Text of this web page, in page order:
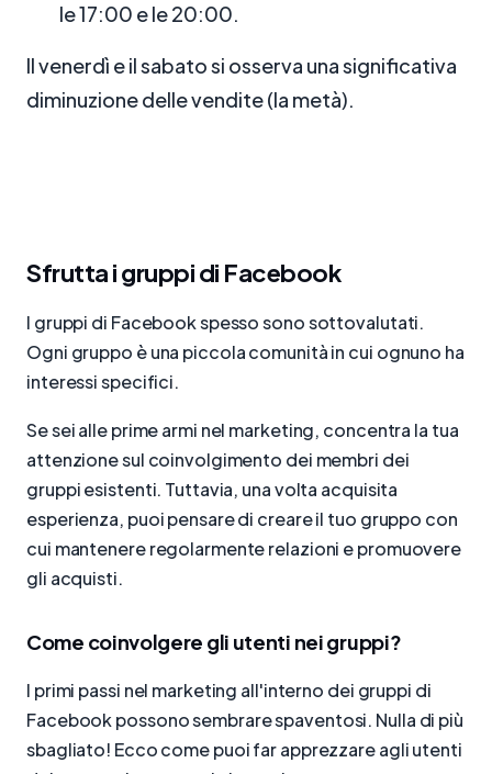
le 17:00 e le 20:00.
Il venerdì e il sabato si osserva una significativa
diminuzione delle vendite (la metà).
Sfrutta i gruppi di Facebook
I gruppi di Facebook spesso sono sottovalutati.
Ogni gruppo è una piccola comunità in cui ognuno ha
interessi specifici.
Se sei alle prime armi nel marketing, concentra la tua
attenzione sul coinvolgimento dei membri dei
gruppi esistenti. Tuttavia, una volta acquisita
esperienza, puoi pensare di creare il tuo gruppo con
cui mantenere regolarmente relazioni e promuovere
gli acquisti.
Come coinvolgere gli utenti nei gruppi?
I primi passi nel marketing all'interno dei gruppi di
Facebook possono sembrare spaventosi. Nulla di più
sbagliato! Ecco come puoi far apprezzare agli utenti